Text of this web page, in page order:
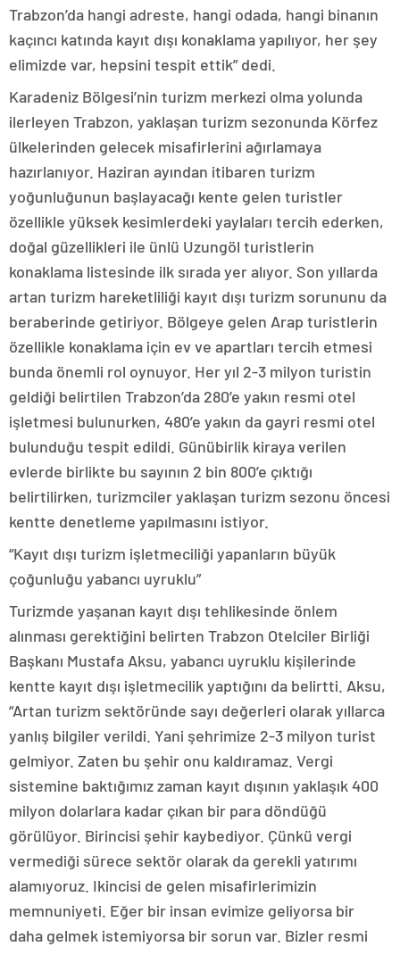
Trabzon’da hangi adreste, hangi odada, hangi binanın
kaçıncı katında kayıt dışı konaklama yapılıyor, her şey
elimizde var, hepsini tespit ettik” dedi.
Karadeniz Bölgesi’nin turizm merkezi olma yolunda
ilerleyen Trabzon, yaklaşan turizm sezonunda Körfez
ülkelerinden gelecek misafirlerini ağırlamaya
hazırlanıyor. Haziran ayından itibaren turizm
yoğunluğunun başlayacağı kente gelen turistler
özellikle yüksek kesimlerdeki yaylaları tercih ederken,
doğal güzellikleri ile ünlü Uzungöl turistlerin
konaklama listesinde ilk sırada yer alıyor. Son yıllarda
artan turizm hareketliliği kayıt dışı turizm sorununu da
beraberinde getiriyor. Bölgeye gelen Arap turistlerin
özellikle konaklama için ev ve apartları tercih etmesi
bunda önemli rol oynuyor. Her yıl 2-3 milyon turistin
geldiği belirtilen Trabzon’da 280’e yakın resmi otel
işletmesi bulunurken, 480’e yakın da gayri resmi otel
bulunduğu tespit edildi. Günübirlik kiraya verilen
evlerde birlikte bu sayının 2 bin 800’e çıktığı
belirtilirken, turizmciler yaklaşan turizm sezonu öncesi
kentte denetleme yapılmasını istiyor.
“Kayıt dışı turizm işletmeciliği yapanların büyük
çoğunluğu yabancı uyruklu”
Turizmde yaşanan kayıt dışı tehlikesinde önlem
alınması gerektiğini belirten Trabzon Otelciler Birliği
Başkanı Mustafa Aksu, yabancı uyruklu kişilerinde
kentte kayıt dışı işletmecilik yaptığını da belirtti. Aksu,
“Artan turizm sektöründe sayı değerleri olarak yıllarca
yanlış bilgiler verildi. Yani şehrimize 2-3 milyon turist
gelmiyor. Zaten bu şehir onu kaldıramaz. Vergi
sistemine baktığımız zaman kayıt dışının yaklaşık 400
milyon dolarlara kadar çıkan bir para döndüğü
görülüyor. Birincisi şehir kaybediyor. Çünkü vergi
vermediği sürece sektör olarak da gerekli yatırımı
alamıyoruz. Ikincisi de gelen misafirlerimizin
memnuniyeti. Eğer bir insan evimize geliyorsa bir
daha gelmek istemiyorsa bir sorun var. Bizler resmi